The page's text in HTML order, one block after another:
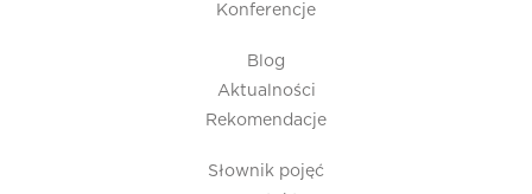
Konferencje
Blog
Aktualności
Rekomendacje
Słownik pojęć